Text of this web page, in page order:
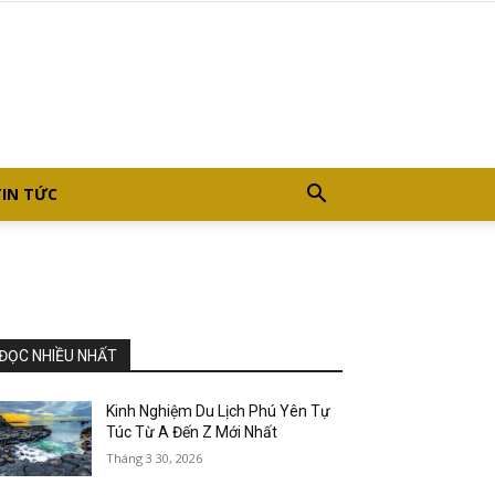
TỨC
NHIỀU NHẤT
Kinh Nghiệm Du Lịch Phú Yên Tự
Túc Từ A Đến Z Mới Nhất
Tháng 3 30, 2026